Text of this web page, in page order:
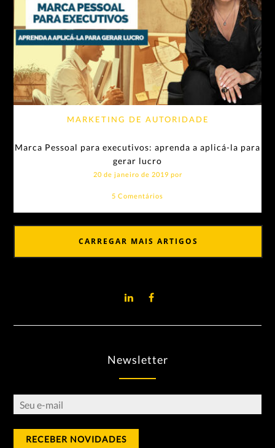
MARKETING DE AUTORIDADE
Marca Pessoal para executivos: aprenda a aplicá-la para
gerar lucro
20 de janeiro de 2019 por
5 Comentários
CARREGAR MAIS ARTIGOS
Newsletter